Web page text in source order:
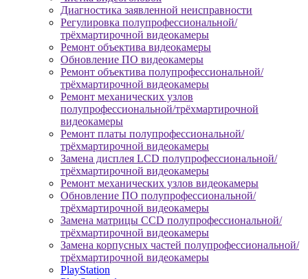
Диагностика заявленной неисправности
Регулировка полупрофессиональной/
трёхмартирочной видеокамеры
Ремонт объектива видеокамеры
Обновление ПО видеокамеры
Ремонт объектива полупрофессиональной/
трёхмартирочной видеокамеры
Ремонт механических узлов
полупрофессиональной/трёхмартирочной
видеокамеры
Ремонт платы полупрофессиональной/
трёхмартирочной видеокамеры
Замена дисплея LCD полупрофессиональной/
трёхмартирочной видеокамеры
Ремонт механических узлов видеокамеры
Обновление ПО полупрофессиональной/
трёхмартирочной видеокамеры
Замена матрицы CCD полупрофессиональной/
трёхмартирочной видеокамеры
Замена корпусных частей полупрофессиональной/
трёхмартирочной видеокамеры
PlayStation